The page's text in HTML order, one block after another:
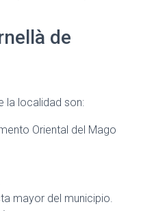
de
la localidad son:
Oriental del Mago
mayor del municipio.